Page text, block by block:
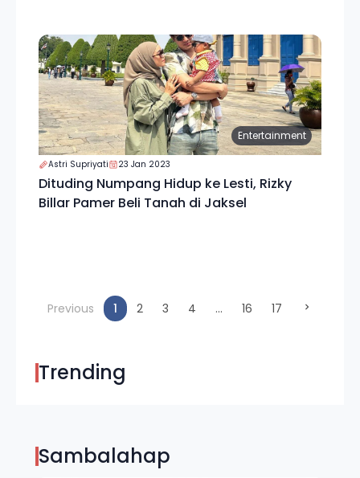
Entertainment
Astri Supriyati 23 Jan 2023
Dituding Numpang Hidup ke Lesti, Rizky
Billar Pamer Beli Tanah di Jaksel
Previous 1 (current)
2 3 4 ... 16 17
Trending
Sambalahap